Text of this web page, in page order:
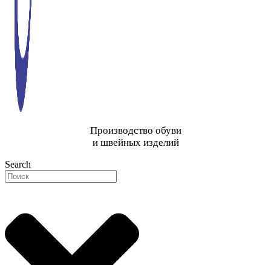
Производство обуви
и швейных изделий
Search